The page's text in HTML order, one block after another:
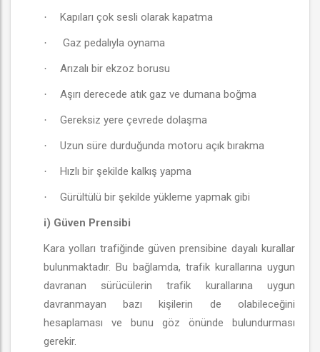
· Kapıları çok sesli olarak kapatma
· Gaz pedalıyla oynama
· Arızalı bir ekzoz borusu
· Aşırı derecede atık gaz ve dumana boğma
· Gereksiz yere çevrede dolaşma
· Uzun süre durduğunda motoru açık bırakma
· Hızlı bir şekilde kalkış yapma
·
Gürültülü bir şekilde yükleme yapmak gibi
i) Güven Prensibi
Kara yolları trafiğinde güven prensibine dayalı kurallar
bulunmaktadır. Bu bağlamda, trafik kurallarına uygun
davranan sürücülerin trafik kurallarına uygun
davranmayan bazı kişilerin de olabileceğini
hesaplaması ve bunu göz önünde bulundurması
gerekir.